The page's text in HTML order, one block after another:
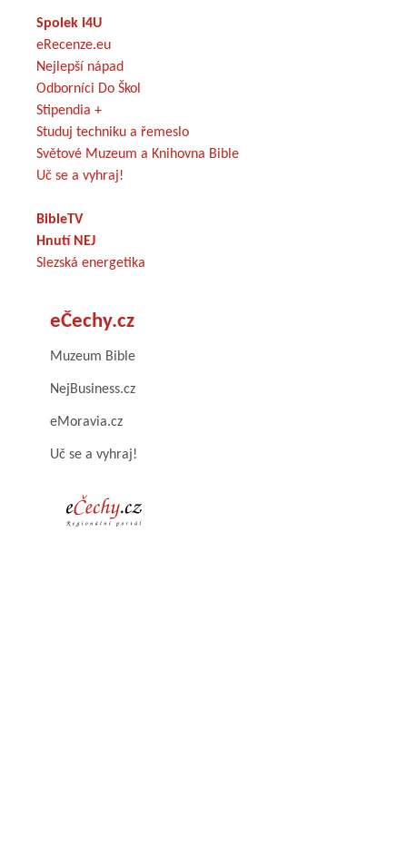
Spolek I4U
eRecenze.eu
Nejlepší nápad
Odborníci Do Škol
Stipendia +
Studuj techniku a řemeslo
Světové Muzeum a Knihovna Bible
Uč se a vyhraj!
BibleTV
Hnutí NEJ
Slezská energetika
eČechy.cz
Muzeum Bible
NejBusiness.cz
eMoravia.cz
Uč se a vyhraj!